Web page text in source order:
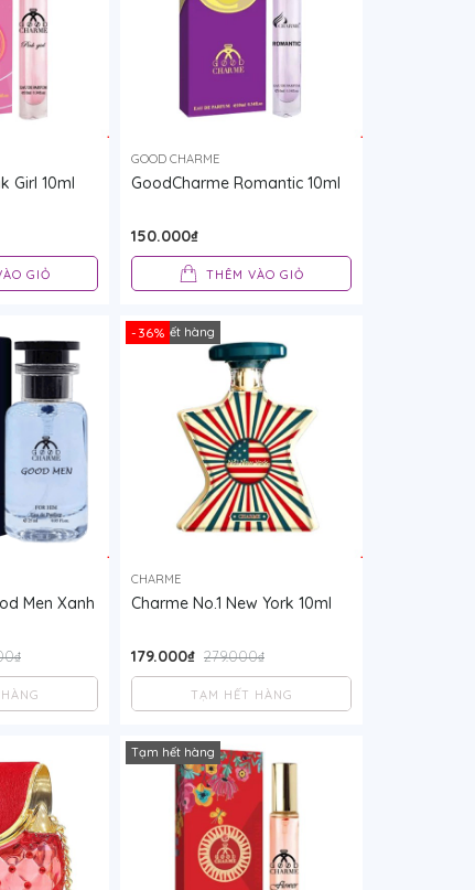
Girl 10ml
GIỎ
GOOD CHARME
GoodCharme Romantic 10ml
150.000₫
THÊM VÀO GIỎ
Men Xanh
Tạm hết hàng
-36%
CHARME
Charme No.1 New York 10ml
179.000₫ 279.000₫
TẠM HẾT HÀNG
Tạm hết hàng